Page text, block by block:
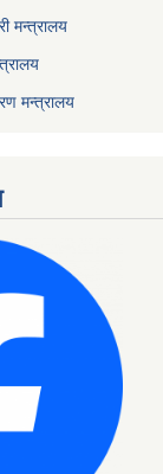
मन्त्रालय
मन्त्रालय